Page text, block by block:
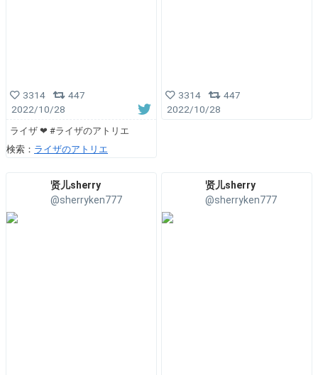
3314
447
2022/10/28
ライザ ❤ #ライザのアトリエ
検索： ライザのアトリエ
3314
447
2022/10/28
贤儿sherry
@sherryken777
贤儿sherry
@sherryken777